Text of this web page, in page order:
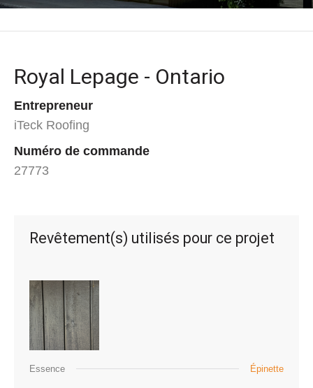
Royal Lepage - Ontario
Entrepreneur
iTeck Roofing
Numéro de commande
27773
Revêtement(s) utilisés pour ce projet
Essence Épinette